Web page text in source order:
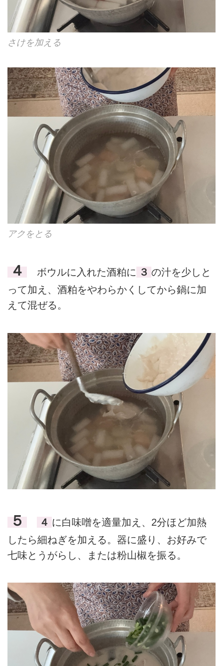
さけを加える
アクをとる
４ ボウルに入れた酒粕に ３ の汁を少しと
って加え、酒粕をやわらかくしてから鍋に加
えて混ぜる。
５ ４ に白味噌を適量加え、2分ほど加熱
したら細ねぎを加える。器に盛り、お好みで
七味とうがらし、または粉山椒を振る。